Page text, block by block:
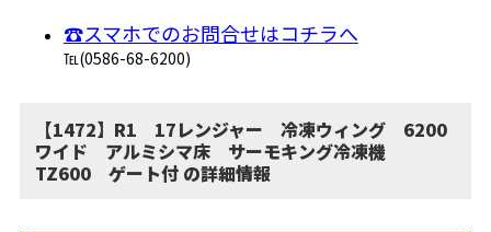
☎スマホでのお問合せはコチラへ
℡(0586-68-6200)
【1472】R1 17レンジャー 冷凍ウィング 6200
ワイド アルミシマ床 サーモキング冷凍機
TZ600 ゲート付 の詳細情報